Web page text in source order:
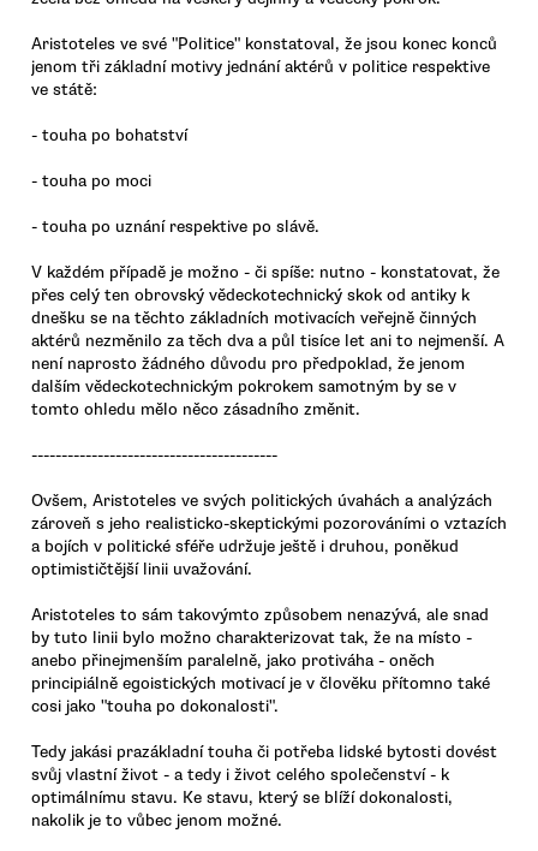
Aristoteles ve své "Politice" konstatoval, že jsou konec konců
jenom tři základní motivy jednání aktérů v politice respektive
ve státě:
- touha po bohatství
- touha po moci
- touha po uznání respektive po slávě.
V každém případě je možno - či spíše: nutno - konstatovat, že
přes celý ten obrovský vědeckotechnický skok od antiky k
dnešku se na těchto základních motivacích veřejně činných
aktérů nezměnilo za těch dva a půl tisíce let ani to nejmenší. A
není naprosto žádného důvodu pro předpoklad, že jenom
dalším vědeckotechnickým pokrokem samotným by se v
tomto ohledu mělo něco zásadního změnit.
-----------------------------------------
Ovšem, Aristoteles ve svých politických úvahách a analýzách
zároveň s jeho realisticko-skeptickými pozorováními o vztazích
a bojích v politické sféře udržuje ještě i druhou, poněkud
optimističtější linii uvažování.
Aristoteles to sám takovýmto způsobem nenazývá, ale snad
by tuto linii bylo možno charakterizovat tak, že na místo -
anebo přinejmenším paralelně, jako protiváha - oněch
principiálně egoistických motivací je v člověku přítomno také
cosi jako "touha po dokonalosti".
Tedy jakási prazákladní touha či potřeba lidské bytosti dovést
svůj vlastní život - a tedy i život celého společenství - k
optimálnímu stavu. Ke stavu, který se blíží dokonalosti,
nakolik je to vůbec jenom možné.